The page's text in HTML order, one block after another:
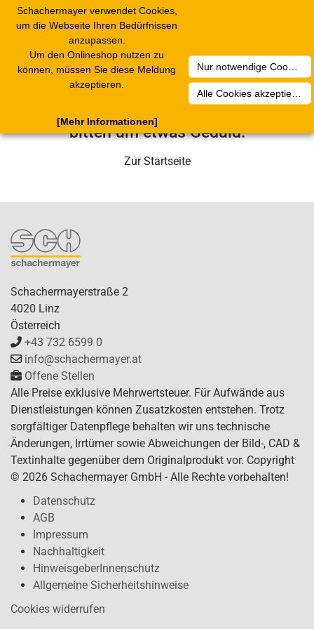
Schachermayer verwendet Cookies,
um die Webseite Ihren Bedürfnissen
anzupassen.
Um den Onlineshop nutzen zu
können, müssen Sie diese Meldung
akzeptieren.
Nur notwendige Cookies akzeptieren
Alle Cookies akzeptieren
[Mehr Informationen]
Leider ist ein technischer Fehler
aufgetreten. Unser Service-Team wird
bitten um etwas Geduld.
Zur Startseite
Schachermayerstraße 2
4020 Linz
Österreich
+43 732 6599 0
info@schachermayer.at
Offene Stellen
Alle Preise exklusive Mehrwertsteuer. Für Aufwände aus
Dienstleistungen können Zusatzkosten entstehen. Trotz
sorgfältiger Datenpflege behalten wir uns technische
Änderungen, Irrtümer sowie Abweichungen der Bild-, CAD &
Textinhalte gegenüber dem Originalprodukt vor. Copyright
© 2026 Schachermayer GmbH - Alle Rechte vorbehalten!
Datenschutz
AGB
Impressum
Nachhaltigkeit
HinweisgeberInnenschutz
Allgemeine Sicherheitshinweise
Cookies widerrufen